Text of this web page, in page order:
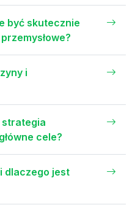
być skutecznie
i
strategia
cele?
dlaczego jest